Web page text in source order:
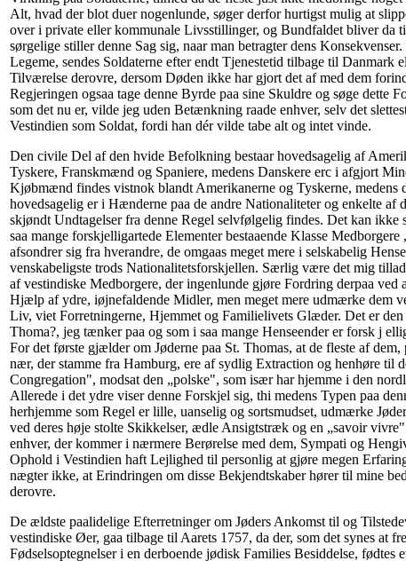
Alt, hvad der blot duer nogenlunde, søger derfor hurtigst mulig at
over i private eller kommunale Livsstillinger, og Bundfaldet bliver da
sørgelige stiller denne Sag sig, naar man betragter dens
Legeme, sendes Soldaterne efter endt Tjenestetid tilbage til Danmark
Tilværelse derovre, dersom Døden ikke har gjort det af med dem
Regjeringen ogsaa tage denne Byrde paa sine Skuldre og søge dette
som det nu er, vilde jeg uden Betænkning raade enhver, selv det
Vestindien som Soldat, fordi han dér vilde tabe alt og intet vinde.
Den civile Del af den hvide Befolkning bestaar hovedsagelig af
Tyskere, Franskmænd og Spaniere, medens Danskere erc i afgjort
Kjøbmænd findes vistnok blandt Amerikanerne og Tyskerne, medens
hovedsagelig er i Hænderne paa de andre Nationaliteter og enkelte af
skjøndt Undtagelser fra denne Regel selvfølgelig findes. Det kan ikke
saa mange forskjelligartede Elementer bestaaende Klasse Medborgere
afsondrer sig fra hverandre, de omgaas meget mere i selskabelig
venskabeligste trods Nationalitetsforskjellen. Særlig være det mig
af vestindiske Medborgere, der ingenlunde gjøre Fordring derpaa ved
Hjælp af ydre, iøjnefaldende Midler, men meget mere udmærke dem
Liv, viet Forretningerne, Hjemmet og Familielivets Glæder. Det er
Thoma?, jeg tænker paa og som i saa mange Henseender er forsk j
For det første gjælder om Jøderne paa St. Thomas, at de fleste af dem,
nær, der stamme fra Hamburg, ere af sydlig Extraction og henhøre til
Congregation", modsat den „polske", som især har hjemme i den
Allerede i det ydre viser denne Forskjel sig, thi medens Typen paa
herhjemme som Regel er lille, uanselig og sortsmudset, udmærke
ved deres høje stolte Skikkelser, ædle Ansigtstræk og en „savoir
enhver, der kommer i nærmere Berørelse med dem, Sympati og
Ophold i Vestindien haft Lejlighed til personlig at gjøre megen
nægter ikke, at Erindringen om disse Bekjendtskaber hører til mine
derovre.
De ældste paalidelige Efterretninger om Jøders Ankomst til og
vestindiske Øer, gaa tilbage til Aarets 1757, da der, som det synes at
Fødselsoptegnelser i en derboende jødisk Families Besiddelse, fødtes